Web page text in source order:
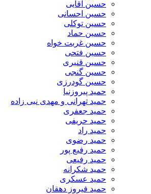
حسین آقایی
حسین احسانی
حسین توکلی
حسین حماد
حسین غربت خواه
حسین فتحی
حسین قنبری
حسین گنجی
حسین گودرزی
حمید پیروزنیا
حمید تهرانی و مهدی نبی زاده
حمید جعفری
حمید حریفی
حمید راد
حمید رضوی
حمید رفیع پور
حمید رفیعی
حمید شکرانه
حمید عسکری
حمید فیروز دهقان